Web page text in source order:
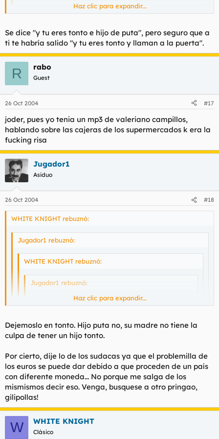
Haz clic para expandir...
Se dice "y tu eres tonto e hijo de puta", pero seguro que a
ti te habría salido "y tu eres tonto y llaman a la puerta".
R rabo
Guest
26 Oct 2004 #17
joder, pues yo tenia un mp3 de valeriano campillos,
hablando sobre las cajeras de los supermercados k era la
fucking risa
Jugador1
Asiduo
26 Oct 2004 #18
WHITE KNIGHT rebuznó:
Jugador1 rebuznó:
WHITE KNIGHT rebuznó:
Jugador1 rebuznó:
delante de mi casa hay dos supermercados. y en los
dos trabajan mas sudamericanos que españoles.
Haz clic para expandir...
Ayer volví a las 8 y los teléfonos móviles son
extremadamente caros.Haz clic para expandir...
Y tu eres tonto.
habría salido "y tu eres tonto y llaman a la puerta".
Haz clic para expandir...
Dejemoslo en tonto. Hijo puta no, su madre no tiene la
culpa de tener un hijo tonto.
Por cierto, dije lo de los sudacas ya que el problemilla de
los euros se puede dar debido a que proceden de un país
con diferente moneda... No porque me salga de los
mismismos decir eso. Venga, busquese a otro pringao,
gilipollas!
W WHITE KNIGHT
Clásico